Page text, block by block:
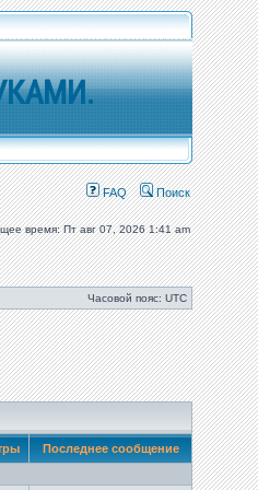
FAQ Поиск
время: Пт авг 07, 2026 1:41 am
Часовой пояс: UTC
Последнее сообщение